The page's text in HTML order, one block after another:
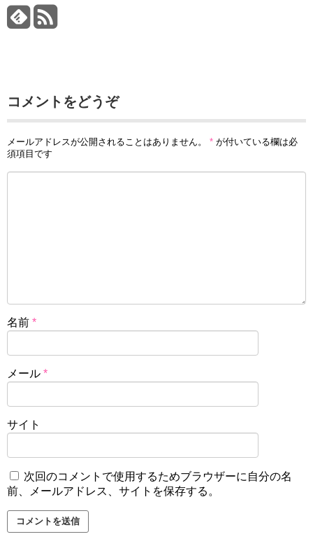
コメントをどうぞ
メールアドレスが公開されることはありません。 * が付いている欄は必
須項目です
名前 *
メール *
サイト
次回のコメントで使用するためブラウザーに自分の名
前、メールアドレス、サイトを保存する。